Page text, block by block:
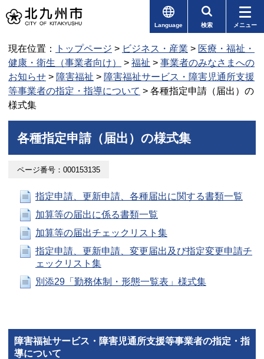
Language 検索 メニュー
現在位置： トップページ > ビジネス・産業 > 医療・福祉・
健康・衛生（事業者向け）
> 福祉 > 事業者のみなさまへの
お知らせ > 障害福祉 > 障害福祉サービス・障害児通所支援
等事業者の指定・指導について > 各種指定申請（届出）の
様式集
各種指定申請（届出）の様式集
ページ番号：000153135
指定申請、更新申請、各種届出に関する書類一覧
加算等の届出に係る書類一覧
加算等の届出チェックリスト集
指定申請、更新申請、変更届出及び指定変更申請チ
ェックリスト集
別添29「勤務体制・形態一覧表」様式集
障害福祉サービス・障害児通所支援等事業者の指定・指
導について